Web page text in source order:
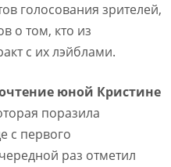
голосования зрителей,
о том, кто из
с их лэйблами.
юной Кристине
поразила
с первого
раз отметил